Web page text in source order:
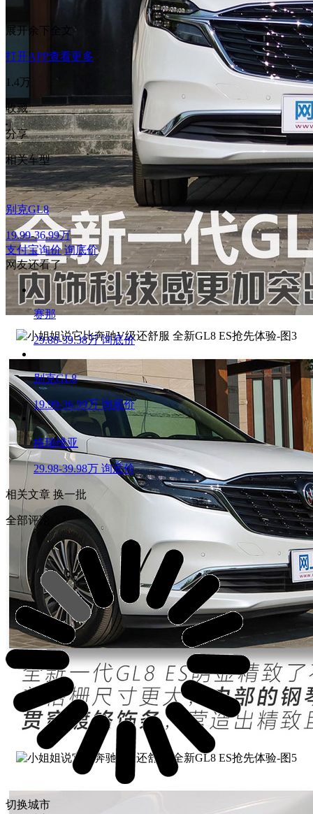
展开余下全文
打开APP查看更多
1.4万
收藏
分享
相关车型
别克GL8
19.99-36.99万
支付宝询价 询底价
网友还看了
赛那
29.88-39.38万 询底价
别克GL8
19.99-36.99万 询底价
格瑞维亚
29.98-39.98万 询底价
相关文章 换一批
全部评论
切换城市